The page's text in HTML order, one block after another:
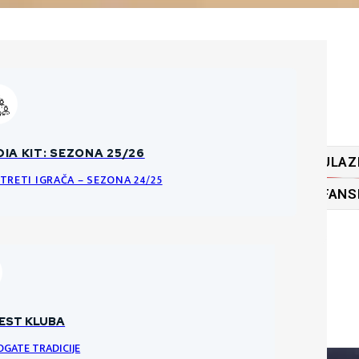
DATOTEKE
KLUBA
TRADICIJE
PRAVILA O PRODAJI ULAZNICA
I PRAVILA ULAZNICA ZA HNK GORICU
KIT: SEZONA 25/26
IGRAČA – SEZONA 24/25